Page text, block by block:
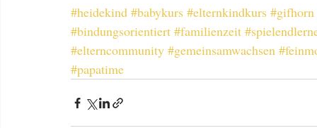
#heidekind #babykurs #elternkindkurs #gifhorn
#bindungsorientiert #familienzeit
#elterncommunity #gemeinsamwachsen
#papatime